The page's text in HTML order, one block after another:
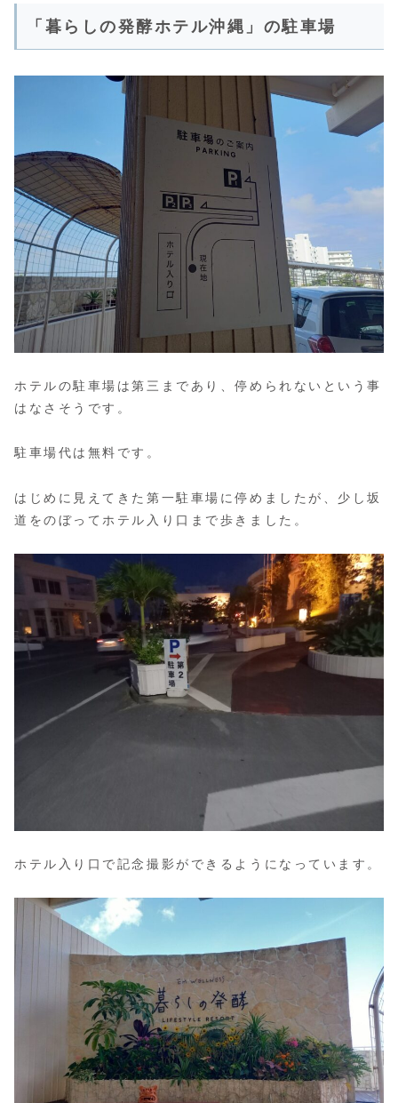
「暮らしの発酵ホテル沖縄」の駐車場
ホテルの駐車場は第三まであり、停められないという事
はなさそうです。
駐車場代は無料です。
はじめに見えてきた第一駐車場に停めましたが、少し坂
道をのぼってホテル入り口まで歩きました。
ホテル入り口で記念撮影ができるようになっています。